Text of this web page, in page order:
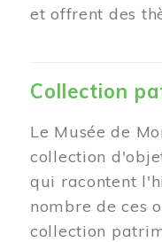
et offrent des
Collection
Le Musée de
collection
qui racontent
nombre de ces
collection